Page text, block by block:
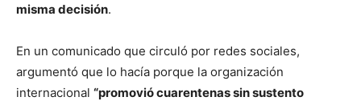
misma decisión.
En un comunicado que circuló por redes sociales,
argumentó que lo hacía porque la organización
internacional “promovió cuarentenas sin sustento